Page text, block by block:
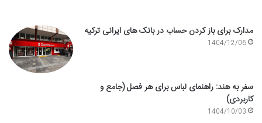
مدارک برای باز کردن حساب در بانک های ایرانی ترکیه
1404/12/06
سفر به هند: راهنمای لباس برای هر فصل (جامع و
کاربردی)
1404/10/03